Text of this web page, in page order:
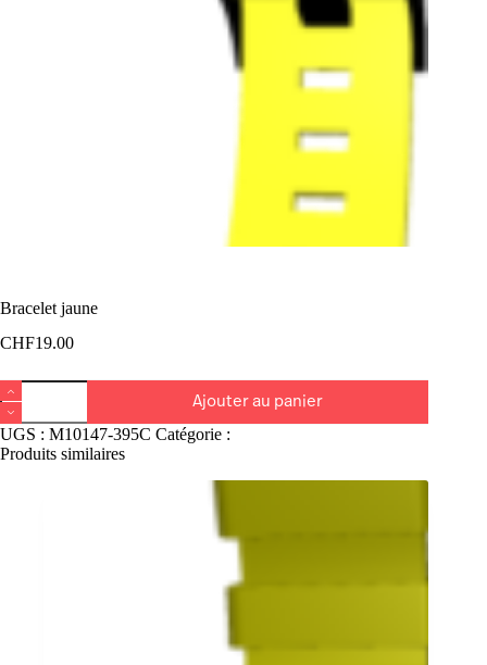
Bracelet jaune
CHF19.00
quantité
de
Bracelet
jaune
Ajouter au panier
UGS : M10147-395C Catégorie :
Produits similaires